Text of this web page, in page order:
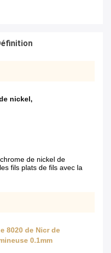
nickel,
de nickel de
fils plats de fils avec la
8020 de Nicr de
0.1mm